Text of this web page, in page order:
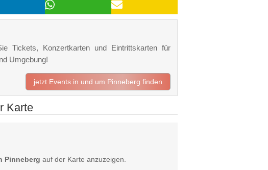
Tickets, Konzertkarten und Eintrittskarten für
Umgebung!
jetzt Events in und um Pinneberg finden
Karte
Pinneberg auf der Karte anzuzeigen.